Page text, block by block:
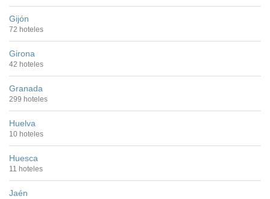
Gijón
72 hoteles
Girona
42 hoteles
Granada
299 hoteles
Huelva
10 hoteles
Huesca
11 hoteles
Jaén